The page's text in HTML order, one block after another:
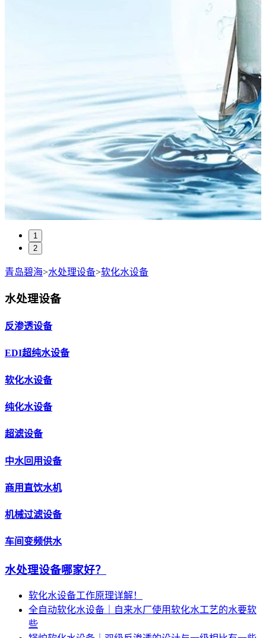
1
2
青岛碧海>水处理设备>软化水设备
水处理设备
反渗透设备
EDI超纯水设备
软化水设备
纯化水设备
超滤设备
中水回用设备
商用直饮水机
机械过滤设备
车间变频供水
水处理设备哪家好？
软化水设备工作原理详解！
全自动软化水设备｜自来水厂使用软化水工艺的水要软
些